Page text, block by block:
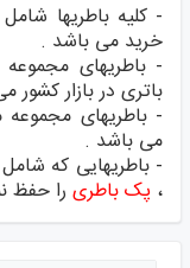
- کلیه باطریها شامل
خرید می باشد .
- باطریهای
باتری در بازار کشور
- باطریهای
می باشد .
- باطریهایی که
، پک باطری را حفظ